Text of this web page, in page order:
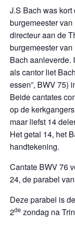
J.S Bach was
burgemeester
directeur aan de
burgemeester
Bach aanleverde.
als cantor liet
essen”, BWV 75)
Beide cantates
op de
maar liefst 14
Het getal 14, het
handtekening.
Cantate BWV 76
24, de parabel
Deze parabel is
2de zondag na